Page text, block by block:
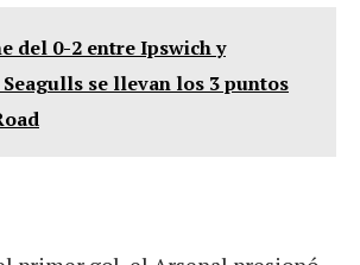
del 0-2 entre Ipswich y
se llevan los 3 puntos